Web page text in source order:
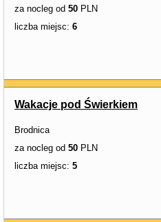
za nocleg od 50 PLN
liczba miejsc: 6
Wakacje pod Świerkiem
Brodnica
za nocleg od 50 PLN
liczba miejsc: 5